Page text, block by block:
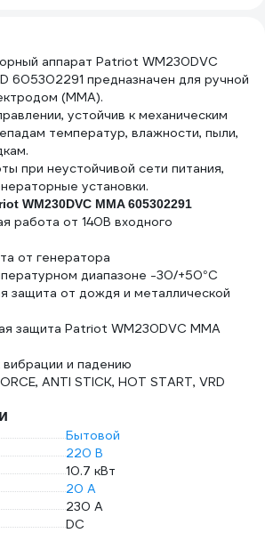
аппарат Patriot WM230DVC
605302291 предназначен для ручной
(ММА).
устойчив к механическим
температур, влажности, пыли,
при неустойчивой сети питания,
установки.
WM230DVC MMA 605302291
работа от 140В входного
от генератора
диапазоне -30/+50°C
защита от дождя и металлической
защита Patriot WM230DVC MMA
вибрации и падению
ANTI STICK, HOT START, VRD
Бытовой
220 В
10.7 кВт
20 А
230 А
DC